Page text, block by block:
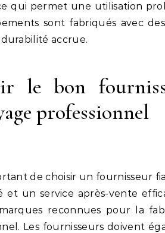
qui permet une utilisation
sont fabriqués avec
accrue.
le bon
professionnel
de choisir un fournisseur
et un service après-vente
reconnues pour la
Les fournisseurs doivent